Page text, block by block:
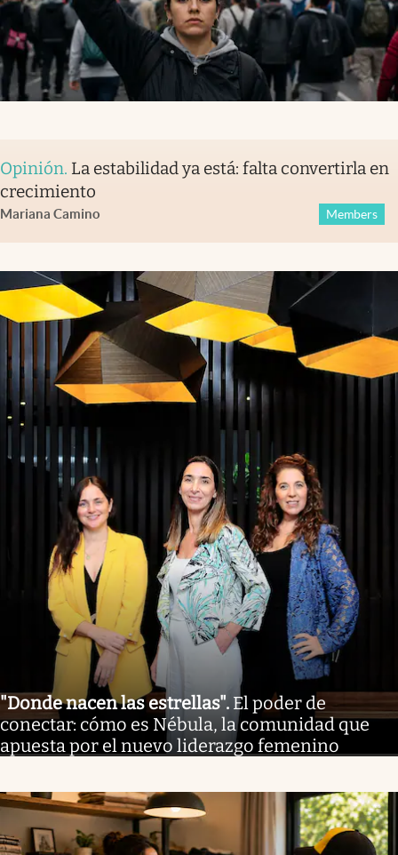
Opinión. La estabilidad ya está: falta convertirla en
crecimiento
Mariana Camino Members
"Donde nacen las estrellas". El poder de
conectar: cómo es Nébula, la comunidad que
apuesta por el nuevo liderazgo femenino